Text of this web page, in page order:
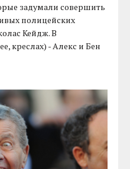
задумали совершить
полицейских
Кейдж. В
креслах) - Алекс и Бен